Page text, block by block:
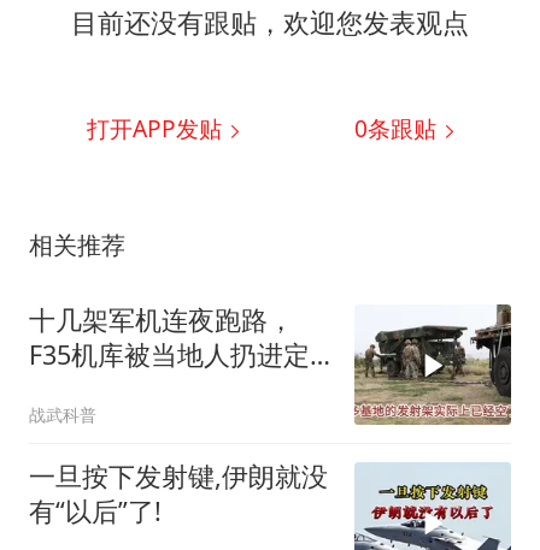
目前还没有跟贴，欢迎您发表观点
打开APP发贴 0条跟贴
相关推荐
十几架军机连夜跑路，
F35机库被当地人扔进定
让人掀了个干净
战武科普
一旦按下发射键,伊朗就没
有“以后”了!